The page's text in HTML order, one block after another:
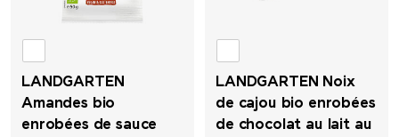
LANDGARTEN
Amandes bio
enrobées de sauce
LANDGARTEN Noix
de cajou bio enrobées
de chocolat au lait au